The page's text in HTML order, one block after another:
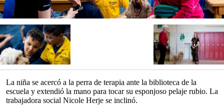
La niña se acercó a la perra de terapia ante la biblioteca de la
escuela y extendió la mano para tocar su esponjoso pelaje rubio. La
trabajadora social Nicole Herje se inclinó.